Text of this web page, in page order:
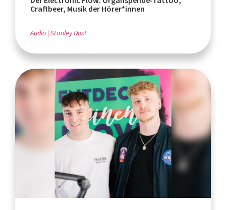
Craftbeer, Musik der Hörer*innen
Audio Stanley Dost